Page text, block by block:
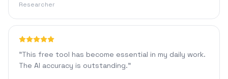
Researcher
"This free tool has become essential in my daily work.
The AI accuracy is outstanding."